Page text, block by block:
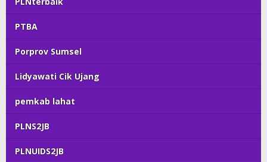
PTBA
Porprov Sumsel
Lidyawati Cik Ujang
pemkab lahat
PLNS2JB
PLNUIDS2JB